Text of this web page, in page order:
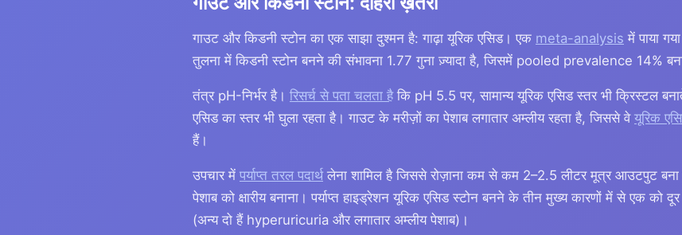
गाउट और किडनी स्टोन का एक साझा दुश्मन है: गाढ़ा यूरिक एसिड। एक meta-analysis में पाया
तुलना में किडनी स्टोन बनने की संभावना 1.77 गुना ज़्यादा है, जिसमें pooled prevalence 14%
तंत्र pH-निर्भर है। रिसर्च से पता चलता हैकि pH 5.5 पर, सामान्य यूरिक एसिड स्तर भी क्रिस्टल
एसिड का स्तर भी घुला रहता है। गाउट के मरीज़ों का पेशाब लगातार अम्लीय रहता है, जिससे वे यूरिक
हैं।
उपचार में पर्याप्त तरल पदार्थलेना शामिल है जिससे रोज़ाना कम से कम 2–2.5 लीटर मूत्र आउटपुट
पेशाब को क्षारीय बनाना। पर्याप्त हाइड्रेशन यूरिक एसिड स्टोन बनने के तीन मुख्य कारणों में से एक को
(अन्य दो हैं hyperuricuria और लगातार अम्लीय पेशाब)।